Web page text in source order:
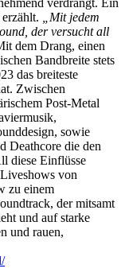
verdrängt. Ein
„Mit jedem
der versucht all
dem Drang, einen
Bandbreite stets
das breiteste
Zwischen
Post-Metal
sowie
Deathcore die den
diese Einflüsse
von
zu einem
der mitsamt
und auf starke
und rauen,